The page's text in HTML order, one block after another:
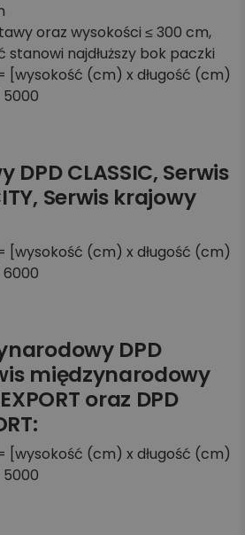
oraz wysokości ≤ 300 cm,
najdłuższy bok paczki
[wysokość (cm) x długość (cm)
DPD CLASSIC, Serwis
Serwis krajowy
[wysokość (cm) x długość (cm)
DPD
międzynarodowy
oraz DPD
[wysokość (cm) x długość (cm)